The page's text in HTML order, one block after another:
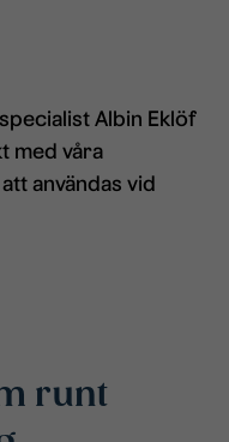
Albin Eklöf
med våra
användas vid
runt